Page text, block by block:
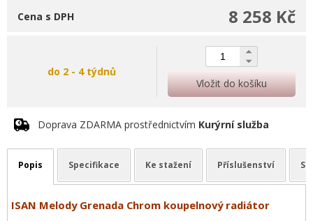
8 258 Kč
Cena s DPH
do 2 - 4 týdnů
Vložit do košíku
Doprava ZDARMA prostřednictvím Kurýrní služba
Popis Specifikace Ke stažení Příslušenství
ISAN Melody Grenada Chrom koupelnový radiátor